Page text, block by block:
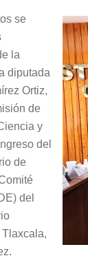
se
la
diputada
Ortiz,
de
y
del
de
del
Tlaxcala,